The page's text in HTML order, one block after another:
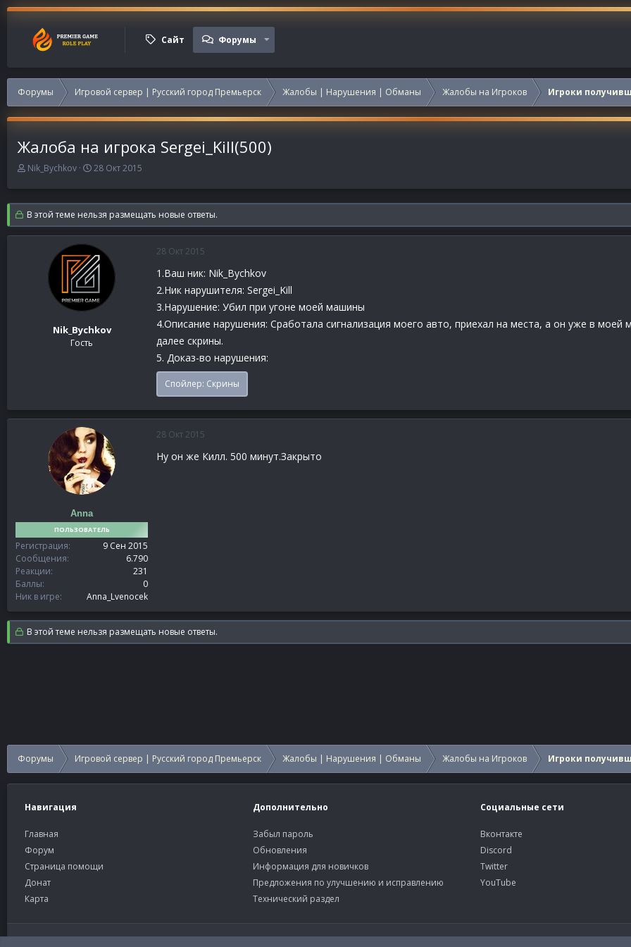
Сайт Форумы
Форумы Игровой сервер | Русский город Премьерск Жалобы | Нарушения | Обманы Жалобы на Игроков Игроки
Жалоба на игрока Sergei_Kill(500)
А
т
о
р
т
Nik_Bychkov
Д
т
а
н
а
а
л
28 Окт 2015
В этой теме нельзя размещать новые ответы.
Nik_Bychkov
Гость
28 Окт 2015
1.Ваш ник: Nik_Bychkov
2.Ник нарушителя: Sergei_Kill
3.Нарушение: Убил при угоне моей машины
4.Описание нарушения: Сработала сигнализация моего авто, приехал на места, а он уже в моей
далее скрины.
5. Доказ-во нарушения:
Спойлер: Скрины
Anna
ПОЛЬЗОВАТЕЛЬ
Регистрация
9 Сен 2015
Сообщения
6.790
Реакции
231
Баллы
0
Ник в игре
Anna_Lvenocek
28 Окт 2015
Ну он же Килл. 500 минут.Закрыто
В этой теме нельзя размещать новые ответы.
Форумы Игровой сервер | Русский город Премьерск Жалобы | Нарушения | Обманы Жалобы на Игроков Игроки
Навигация
Главная
Форум
Страница помощи
Донат
Карта
Дополнительно
Забыл пароль
Обновления
Информация для новичков
Предложения по улучшению и исправлению
Технический раздел
Социальные сети
Вконтакте
Discord
Twitter
YouTube